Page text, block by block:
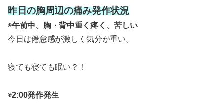
昨日の胸周辺の痛み発作状況
◉午前中、胸・背中重く疼く、苦しい
今日は倦怠感が激しく気分が重い。
寝ても寝ても眠い？！
◉2:00発作発生